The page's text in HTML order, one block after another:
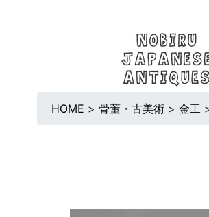
HOME > 骨董・古美術 > 金工